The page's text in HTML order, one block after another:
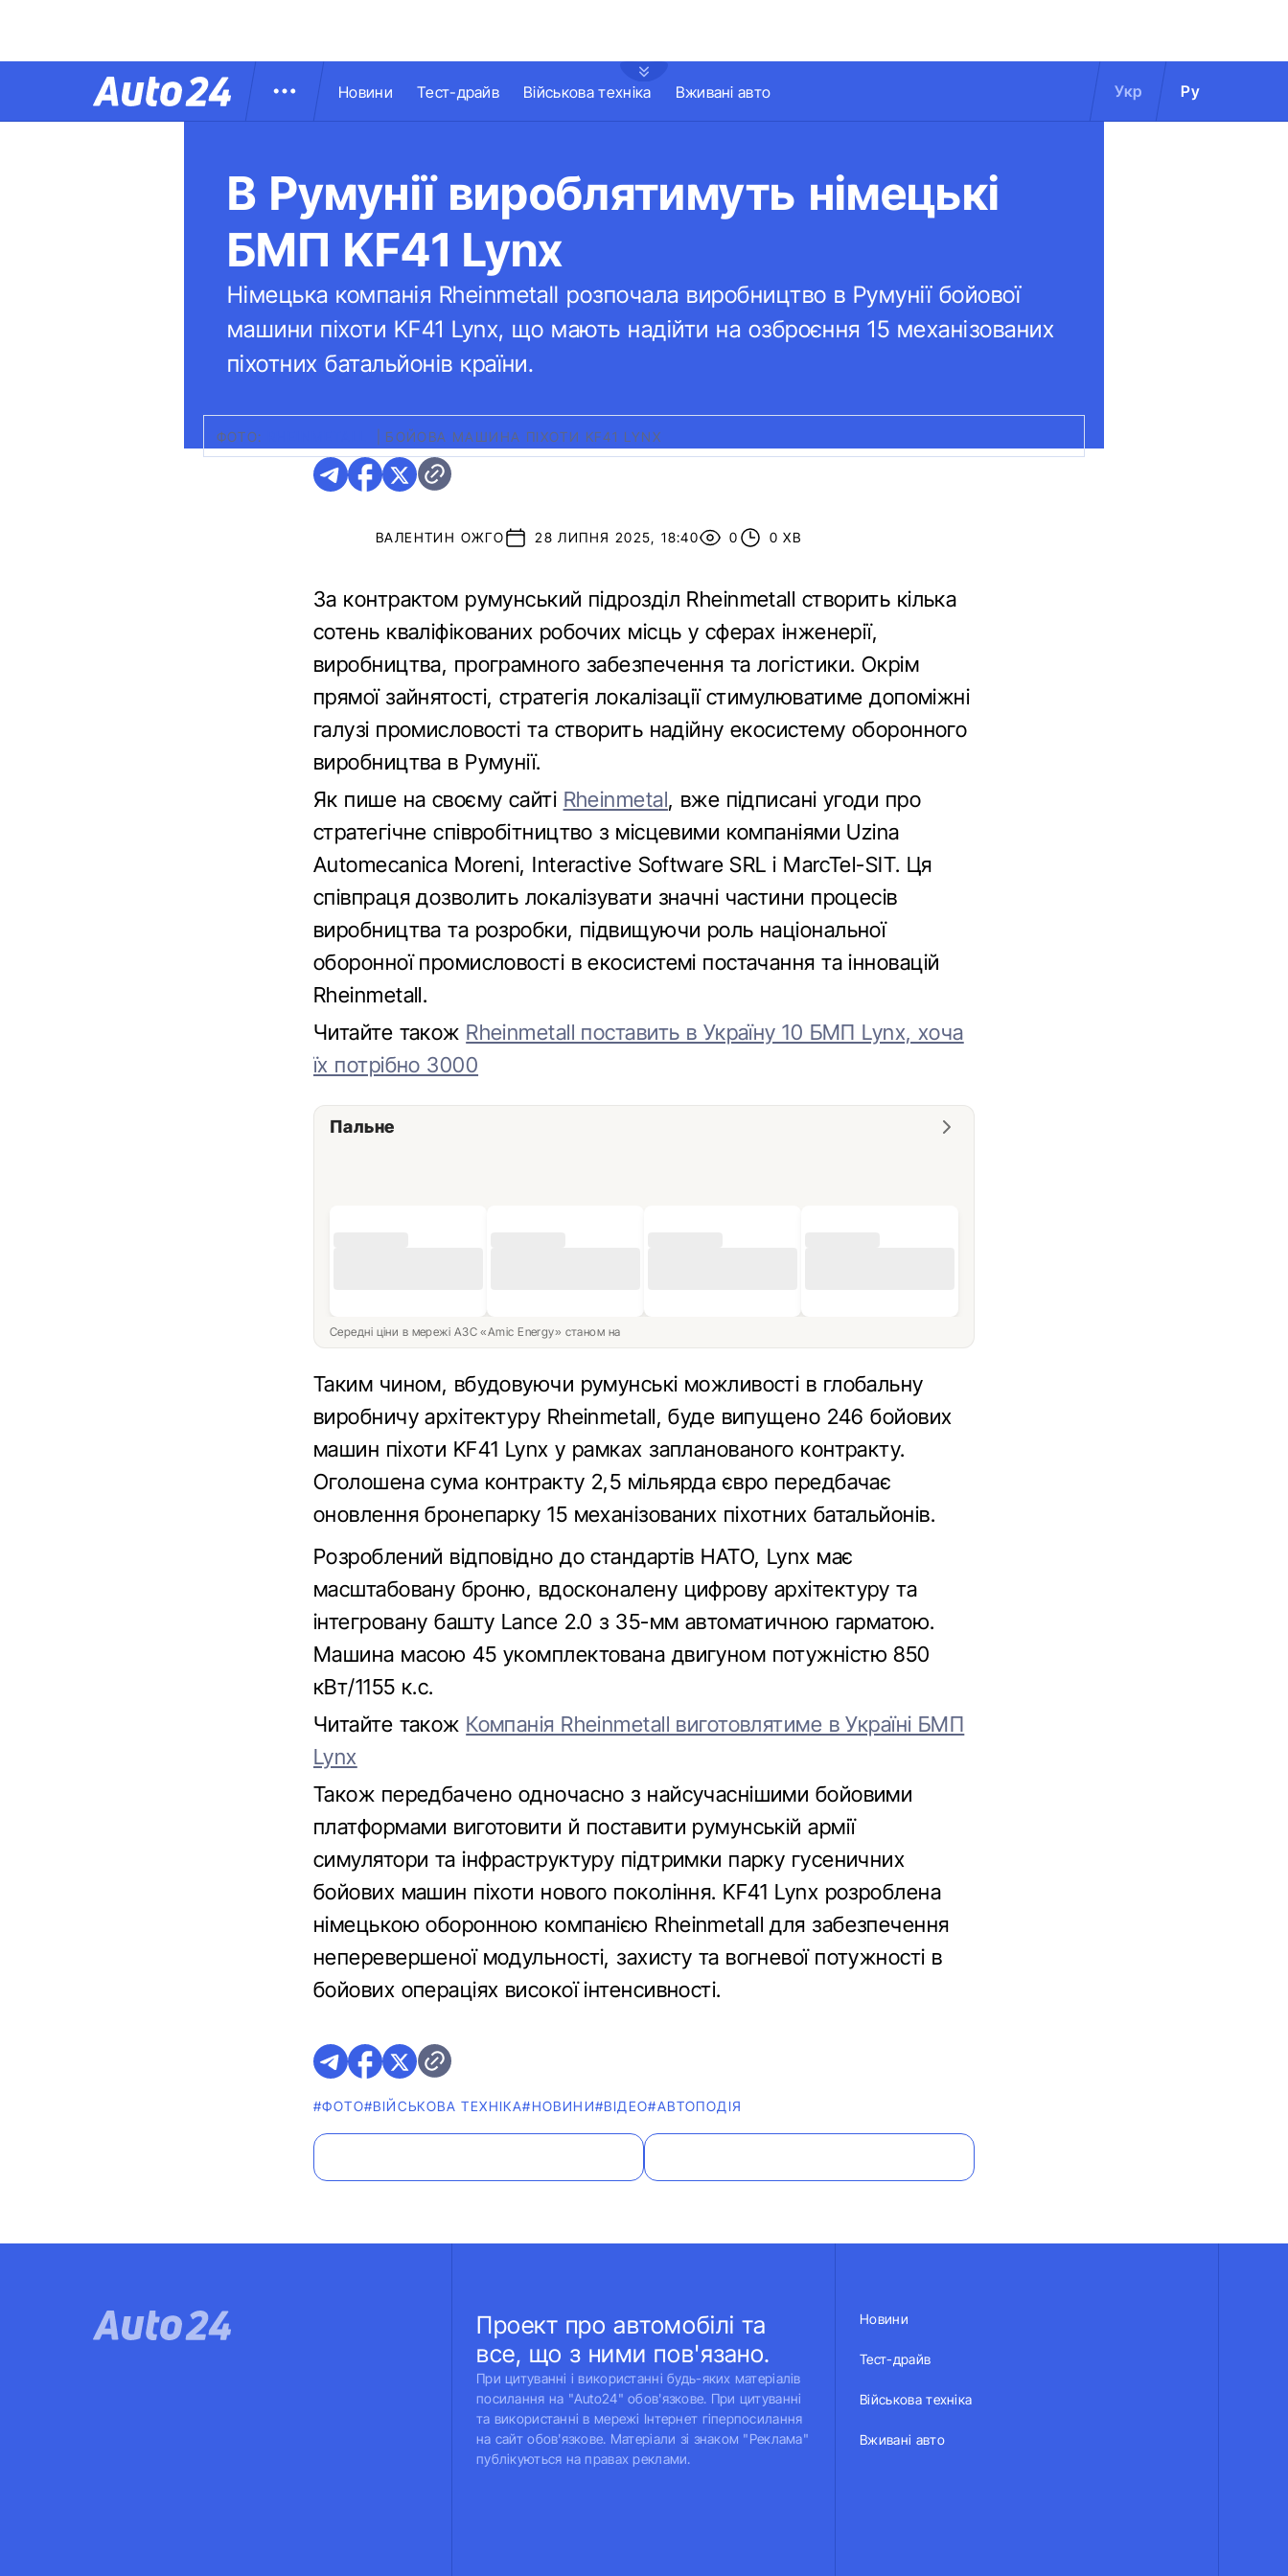
Новини Тест-драйв Військова техніка Вживані авто Укр Ру
В Румунії вироблятимуть німецькі
БМП KF41 Lynx
Німецька компанія Rheinmetall розпочала виробництво в Румунії бойової
машини піхоти KF41 Lynx, що мають надійти на озброєння 15 механізованих
піхотних батальйонів країни.
ФОТО: БОЙОВА МАШИНА ПІХОТИ KF41 LYNX
ВАЛЕНТИН ОЖГО 28 ЛИПНЯ 2025, 18:40 0 0 ХВ
За контрактом румунський підрозділ Rheinmetall створить кілька
сотень кваліфікованих робочих місць у сферах інженерії,
виробництва, програмного забезпечення та логістики. Окрім
прямої зайнятості, стратегія локалізації стимулюватиме допоміжні
галузі промисловості та створить надійну екосистему оборонного
виробництва в Румунії.
Як пише на своєму сайті Rheinmetal, вже підписані угоди про
стратегічне співробітництво з місцевими компаніями Uzina
Automecanica Moreni, Interactive Software SRL і MarcTel-SIT. Ця
співпраця дозволить локалізувати значні частини процесів
виробництва та розробки, підвищуючи роль національної
оборонної промисловості в екосистемі постачання та інновацій
Rheinmetall.
Читайте також Rheinmetall поставить в Україну 10 БМП Lynx, хоча
їх потрібно 3000
Пальне
Середні ціни в мережі АЗС «Amic Energy» станом на
Таким чином, вбудовуючи румунські можливості в глобальну
виробничу архітектуру Rheinmetall, буде випущено 246 бойових
машин піхоти KF41 Lynx у рамках запланованого контракту.
Оголошена сума контракту 2,5 мільярда євро передбачає
оновлення бронепарку 15 механізованих піхотних батальйонів.
Розроблений відповідно до стандартів НАТО, Lynx має
масштабовану броню, вдосконалену цифрову архітектуру та
інтегровану башту Lance 2.0 з 35-мм автоматичною гарматою.
Машина масою 45 укомплектована двигуном потужністю 850
кВт/1155 к.с.
Читайте також Компанія Rheinmetall виготовлятиме в Україні БМП
Lynx
Також передбачено одночасно з найсучаснішими бойовими
платформами виготовити й поставити румунській армії
симулятори та інфраструктуру підтримки парку гусеничних
бойових машин піхоти нового покоління. KF41 Lynx розроблена
німецькою оборонною компанією Rheinmetall для забезпечення
неперевершеної модульності, захисту та вогневої потужності в
бойових операціях високої інтенсивності.
#ФОТО#ВІЙСЬКОВА ТЕХНІКА#НОВИНИ#ВІДЕО#АВТОПОДІЯ
Проект про автомобілі та
все, що з ними пов'язано.
При цитуванні і використанні будь-яких матеріалів
посилання на "Auto24" обов'язкове. При цитуванні
та використанні в мережі Інтернет гіперпосилання
на сайт обов'язкове. Матеріали зі знаком "Реклама"
публікуються на правах реклами.
Новини
Тест-драйв
Військова техніка
Вживані авто